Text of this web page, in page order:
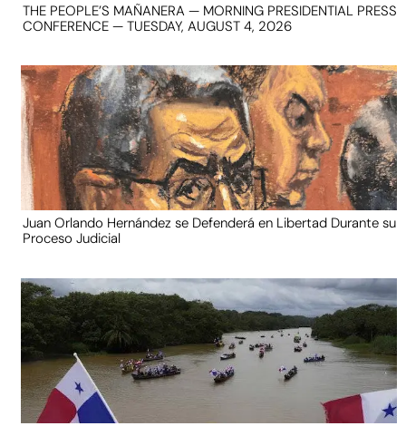
THE PEOPLE’S MAÑANERA — MORNING PRESIDENTIAL PRESS
CONFERENCE — TUESDAY, AUGUST 4, 2026
Juan Orlando Hernández se Defenderá en Libertad Durante su
Proceso Judicial